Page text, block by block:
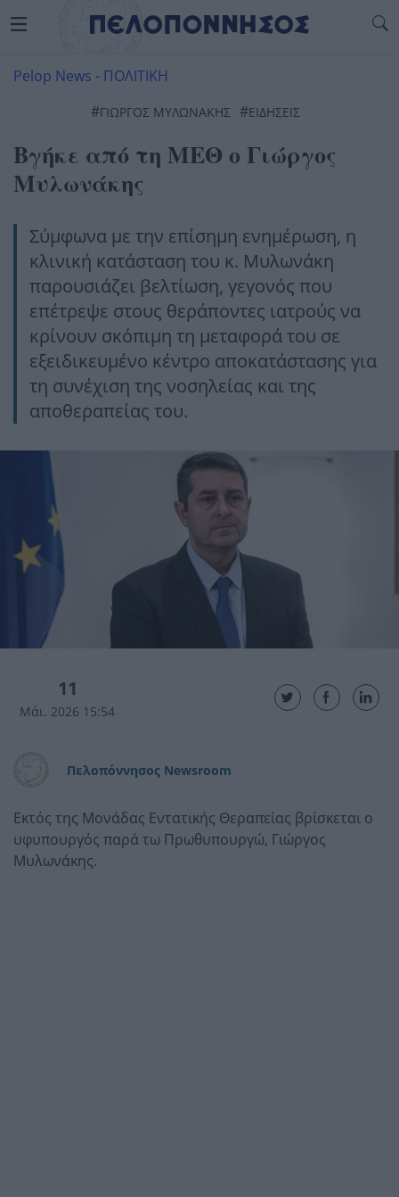
Pelop News - ΠΟΛΙΤΙΚΗ
#ΓΙΏΡΓΟΣ ΜΥΛΩΝΆΚΗΣ #ΕΙΔΗΣΕΙΣ
Βγήκε από τη ΜΕΘ ο Γιώργος
Μυλωνάκης
Σύμφωνα με την επίσημη ενημέρωση, η
κλινική κατάσταση του κ. Μυλωνάκη
παρουσιάζει βελτίωση, γεγονός που
επέτρεψε στους θεράποντες ιατρούς να
κρίνουν σκόπιμη τη μεταφορά του σε
εξειδικευμένο κέντρο αποκατάστασης για
τη συνέχιση της νοσηλείας και της
αποθεραπείας του.
11
Μάι. 2026 15:54
Πελοπόννησος Newsroom
Εκτός της Μονάδας Εντατικής Θεραπείας βρίσκεται ο
υφυπουργός παρά τω Πρωθυπουργώ, Γιώργος
Μυλωνάκης.